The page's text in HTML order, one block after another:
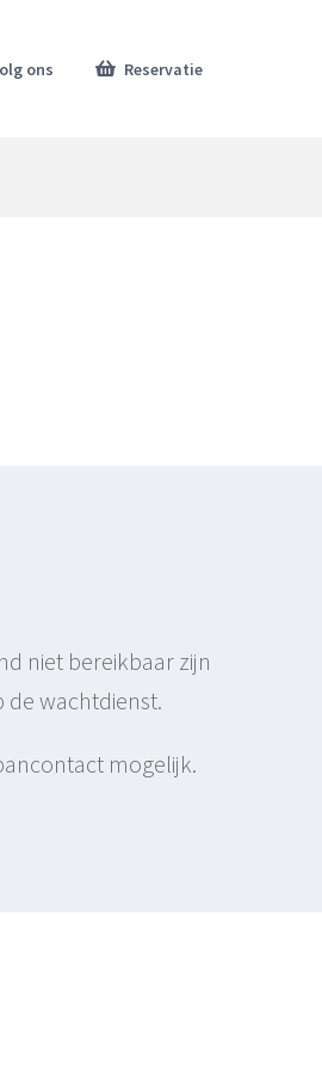
ons Reservatie
niet bereikbaar zijn
wachtdienst.
mogelijk.